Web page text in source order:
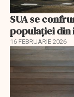
SUA se
populației din
16 FEBRUARIE 2026